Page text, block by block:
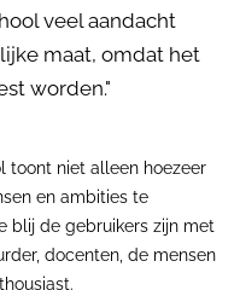
veel aandacht
maat, omdat het
worden."
toont niet alleen hoezeer
en ambities te
blij de gebruikers zijn met
docenten, de mensen